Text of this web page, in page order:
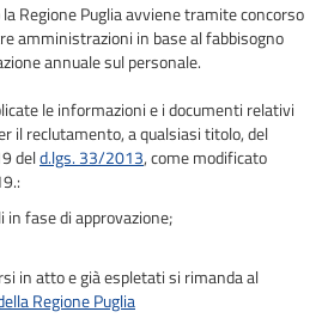
la Regione Puglia avviene tramite concorso
amministrazioni in base al fabbisogno
annuale sul personale.
le informazioni e i documenti relativi
il reclutamento, a qualsiasi titolo, del
deld.lgs. 33/2013, come modificato
in fase di approvazione;
in atto e già espletati si rimanda al
Regione Puglia